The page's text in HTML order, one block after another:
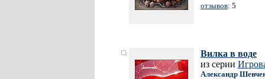
отзывов: 5
Вилка в воде
из серии
Александр